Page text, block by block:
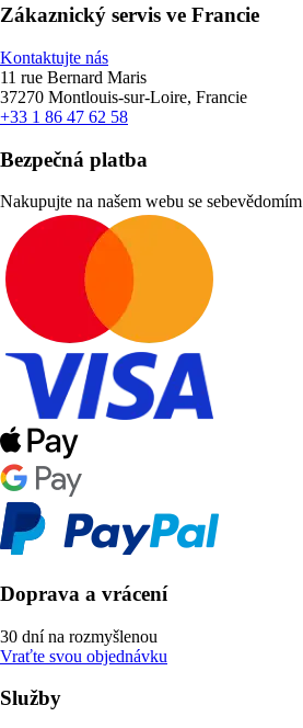
Zákaznický servis ve Francie
Kontaktujte nás
11 rue Bernard Maris
37270 Montlouis-sur-Loire, Francie
+33 1 86 47 62 58
Bezpečná platba
Nakupujte na našem webu se sebevědomím
Doprava a vrácení
30 dní na rozmyšlenou
Vraťte svou objednávku
Služby